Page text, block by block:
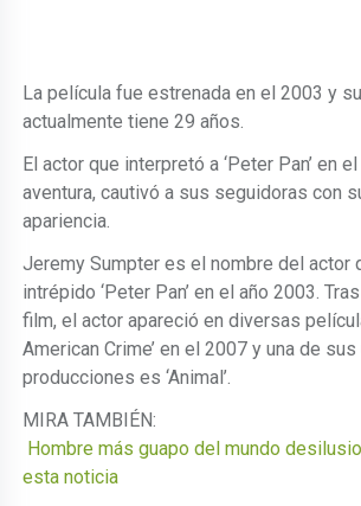
La película fue estrenada en el 2003 y
actualmente tiene 29 años.
El actor que interpretó a ‘Peter Pan’ en
aventura, cautivó a sus seguidoras con
apariencia.
Jeremy Sumpter es el nombre del actor
intrépido ‘Peter Pan’ en el año 2003.
film, el actor apareció en diversas
American Crime’ en el 2007 y una de
producciones es ‘Animal’.
MIRA TAMBIÉN:
Hombre más guapo del mundo
esta noticia